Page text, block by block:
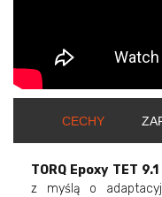
CECHY
TORQ Epoxy TET
z myślą o